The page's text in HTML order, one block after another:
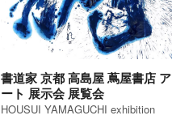
書道家 京都 高島屋 蔦屋書店 ア
ート 展示会 展覧会
HOUSUI YAMAGUCHI exhibition